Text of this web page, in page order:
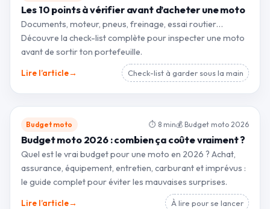
Les 10 points à vérifier avant d’acheter une moto
Documents, moteur, pneus, freinage, essai routier…
Découvre la check-list complète pour inspecter une moto
avant de sortir ton portefeuille.
Lire l’article→ Check-list à garder sous la main
Budget moto ⏱ 8 min💰 Budget moto 2026
Budget moto 2026 : combien ça coûte vraiment ?
Quel est le vrai budget pour une moto en 2026 ? Achat,
assurance, équipement, entretien, carburant et imprévus :
le guide complet pour éviter les mauvaises surprises.
Lire l’article→ À lire pour se lancer